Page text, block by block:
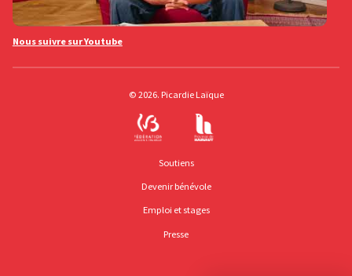
Nous suivre sur Youtube
© 2026. Picardie Laïque
Soutiens
Devenir bénévole
Emploi et stages
Presse